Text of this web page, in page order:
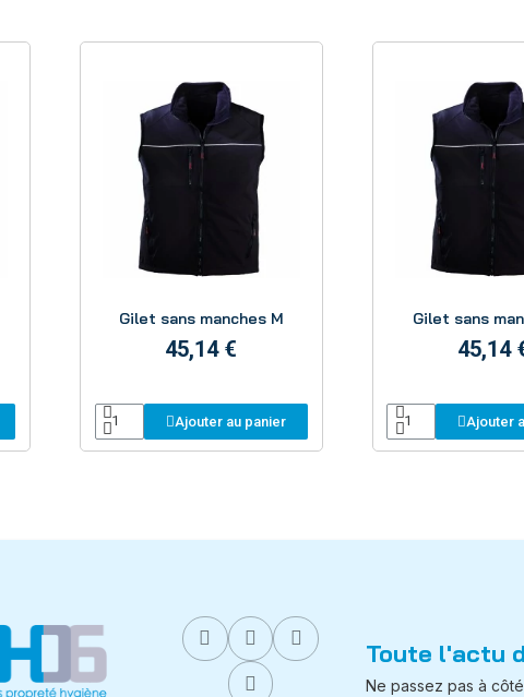
Gilet sans manches M
45,14 €
Ajouter au panier
Gilet sans
45,14
Ajouter
Toute l'actu
Ne passez pas à